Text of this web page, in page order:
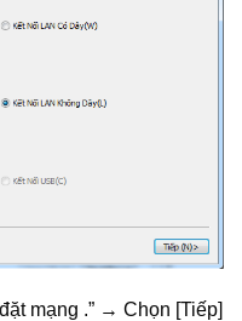
mạng .” → Chọn [Tiếp]